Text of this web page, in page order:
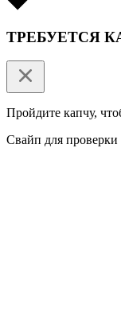
ТРЕБУЕТСЯ
Пройдите капчу,
Свайп для проверки